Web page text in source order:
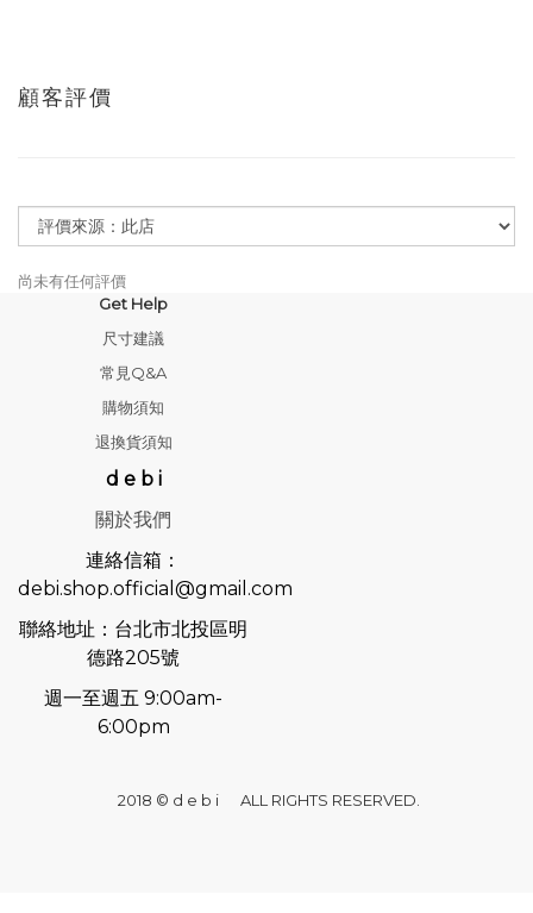
顧客評價
尚未有任何評價
Get Help
尺寸建議
常見Q&A
購物須知
退換貨須知
d e b i
關於我們
連絡信箱：
debi.shop.official@gmail.com
聯絡地址：台北市北投區明
德路205號
週一至週五 9:00am-
6:00pm
2018 © d e b i ALL RIGHTS RESERVED.